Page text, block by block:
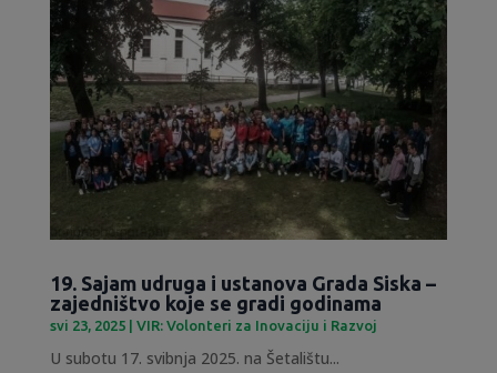
19. Sajam udruga i ustanova Grada Siska –
zajedništvo koje se gradi godinama
svi 23, 2025| VIR: Volonteri za Inovaciju i Razvoj
U subotu 17. svibnja 2025. na Šetalištu...